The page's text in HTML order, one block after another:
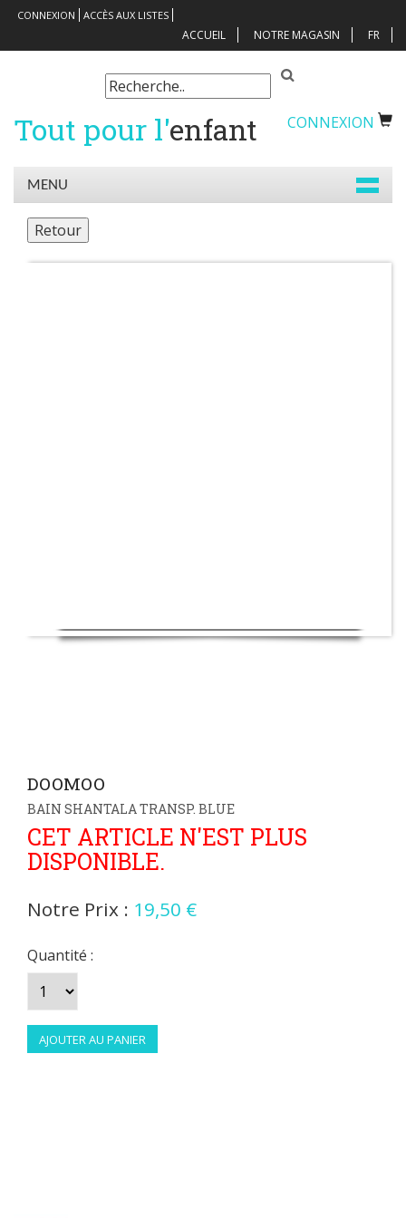
CONNEXION ACCÈS AUX LISTES
ACCUEIL NOTRE MAGASIN FR
Tout pour l'enfant CONNEXION
MENU
DOOMOO
BAIN SHANTALA TRANSP. BLUE
CET ARTICLE N'EST PLUS
DISPONIBLE.
Notre Prix : 19,50 €
Quantité :